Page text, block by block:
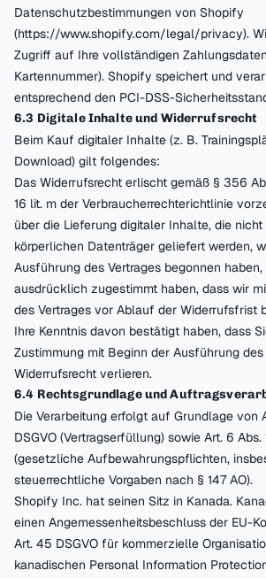
Datenschutzbestimmungen von Shopify
(https://www.shopify.com/legal/privacy).
Zugriff auf Ihre vollständigen
Kartennummer). Shopify speichert und
entsprechend den PCI-DSS-
6.3 Digitale Inhalte und Widerrufsrecht
Beim Kauf digitaler Inhalte (z. B.
Download) gilt folgendes:
Das Widerrufsrecht erlischt gemäß § 356
16 lit. m der Verbraucherrechterichtlinie
über die Lieferung digitaler Inhalte, die
körperlichen Datenträger geliefert werden,
Ausführung des Vertrages begonnen
ausdrücklich zugestimmt haben, dass wir
des Vertrages vor Ablauf der Widerrufsfrist
Ihre Kenntnis davon bestätigt haben, dass
Zustimmung mit Beginn der Ausführung des
Widerrufsrecht verlieren.
6.4 Rechtsgrundlage und
Die Verarbeitung erfolgt auf Grundlage von
DSGVO (Vertragserfüllung) sowie Art. 6 Abs.
(gesetzliche Aufbewahrungspflichten,
steuerrechtliche Vorgaben nach § 147 AO).
Shopify Inc. hat seinen Sitz in Kanada.
einen Angemessenheitsbeschluss der EU-
Art. 45 DSGVO für kommerzielle
kanadischen Personal Information